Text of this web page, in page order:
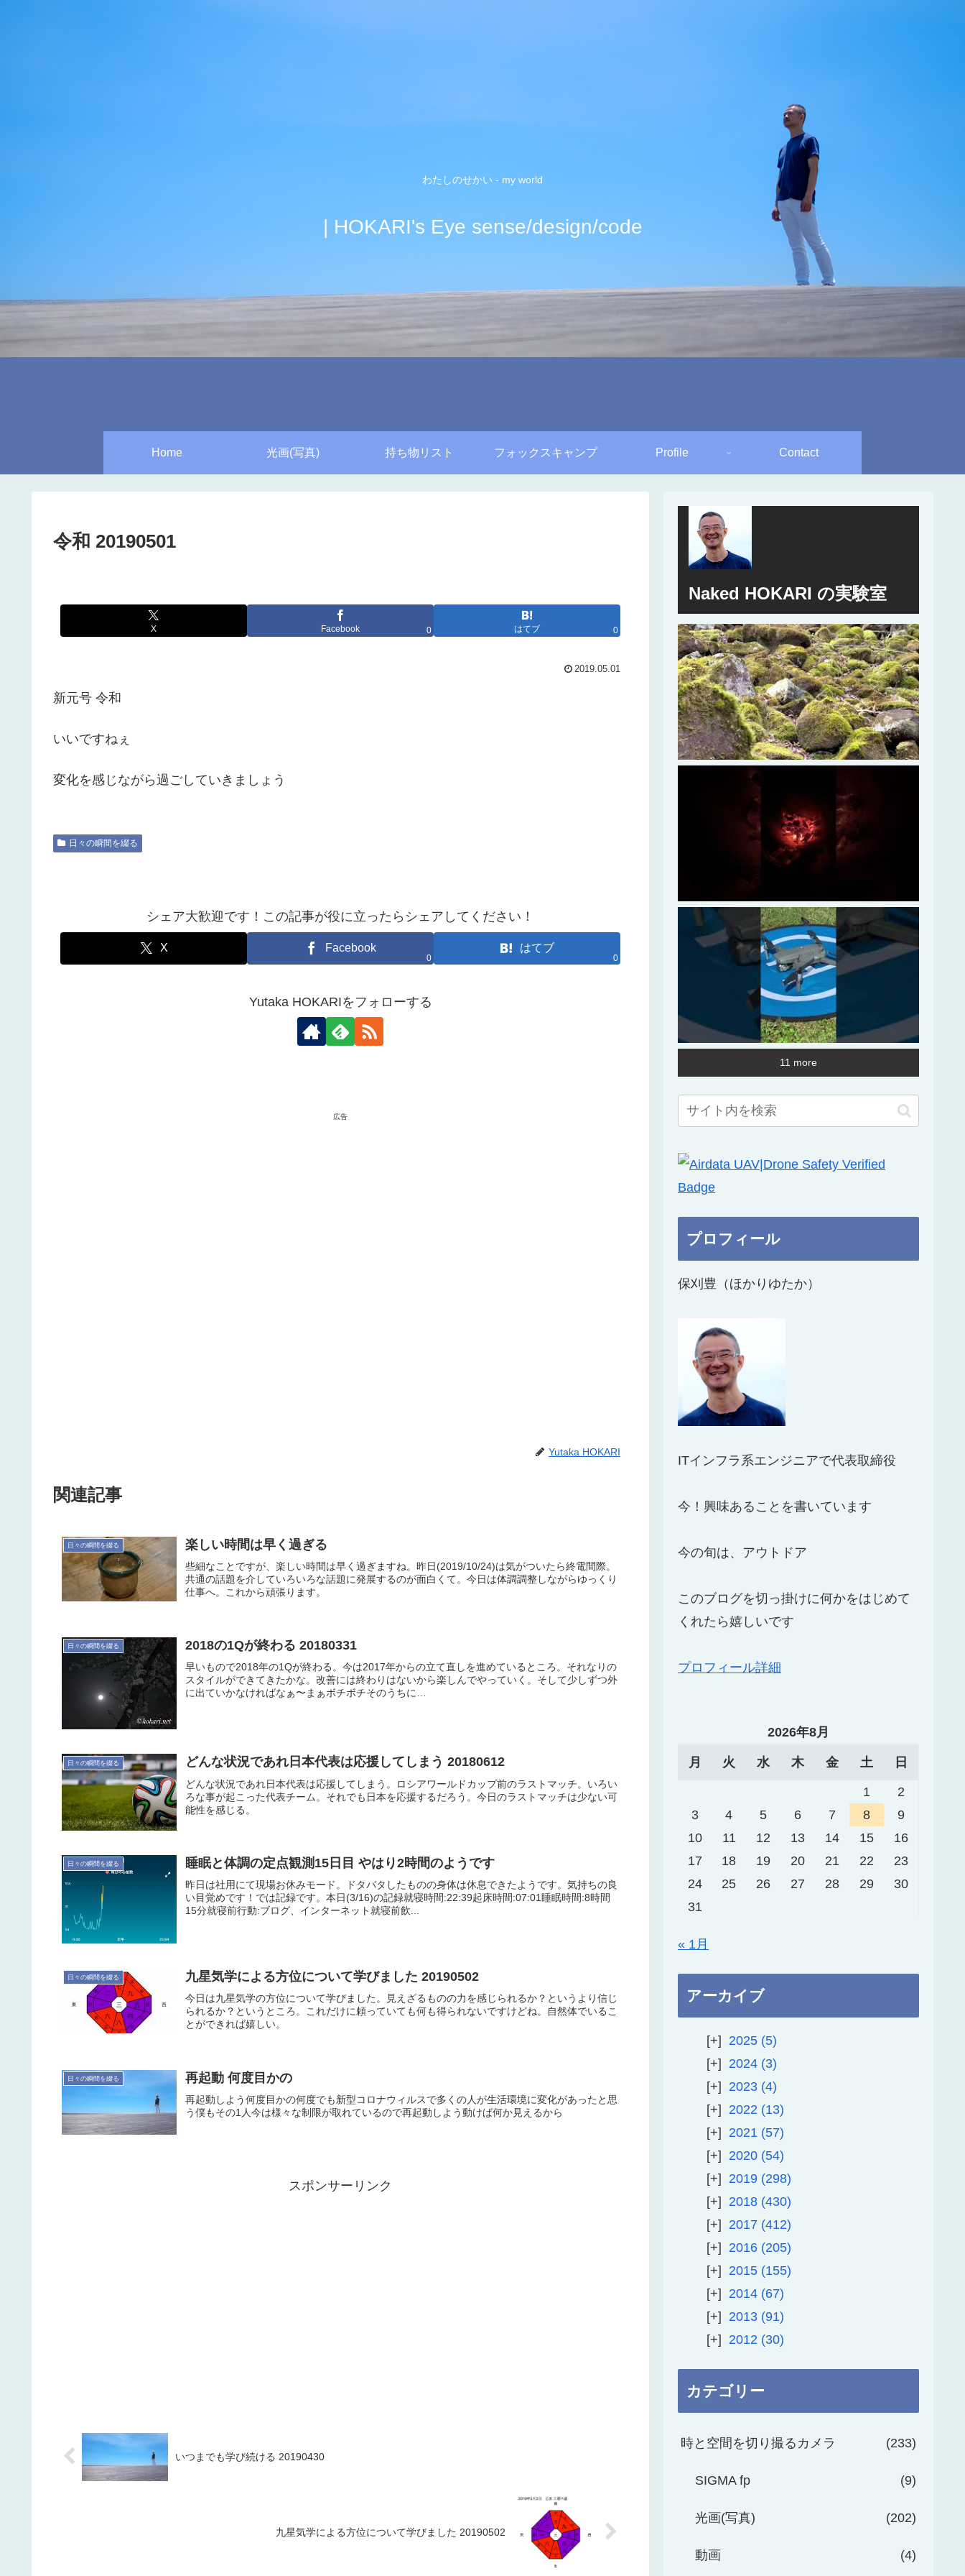
わたしのせかい - my world
| HOKARI's Eye sense/design/code
Home 光画(写真) 持ち物リスト フォックスキャンプ Profile Contact
令和 20190501
X Facebook 0 はてブ 0
2019.05.01
新元号 令和
いいですねぇ
変化を感じながら過ごしていきましょう
日々の瞬間を綴る
シェア大歓迎です！この記事が役に立ったらシェアしてください！
X Facebook
0
はてブ
0
Yutaka HOKARIをフォローする
広告
Yutaka HOKARI
関連記事
日々の瞬間を綴る 楽しい時間は早く過ぎる
些細なことですが、楽しい時間は早く過ぎますね。昨日(2019/10/24)は気がついたら終電間際。
共通の話題を介していろいろな話題に発展するのが面白くて。今日は体調調整しながらゆっくり
仕事へ。これから頑張ります。
日々の瞬間を綴る 2018の1Qが終わる 20180331
早いもので2018年の1Qが終わる。今は2017年からの立て直しを進めているところ。それなりの
スタイルができてきたかな。改善には終わりはないから楽しんでやっていく。そして少しずつ外
に出ていかなければなぁ〜まぁボチボチそのうちに…
日々の瞬間を綴る どんな状況であれ日本代表は応援してしまう 20180612
どんな状況であれ日本代表は応援してしまう。ロシアワールドカップ前のラストマッチ。いろい
ろな事が起こった代表チーム。それでも日本を応援するだろう。今日のラストマッチは少ない可
能性を感じる。
日々の瞬間を綴る 睡眠と体調の定点観測15日目 やはり2時間のようです
昨日は社用にて現場お休みモード。ドタバタしたものの身体は休息できたようです。気持ちの良
い目覚めです！では記録です。本日(3/16)の記録就寝時間:22:39起床時間:07:01睡眠時間:8時間
15分就寝前行動:ブログ、インターネット就寝前飲...
日々の瞬間を綴る 九星気学による方位について学びました 20190502
今日は九星気学の方位について学びました。見えざるものの力を感じられるか？というより信じ
られるか？というところ。これだけに頼っていても何も得られないですけどね。自然体でいるこ
とができれば嬉しい。
日々の瞬間を綴る 再起動 何度目かの
再起動しよう何度目かの何度でも新型コロナウィルスで多くの人が生活環境に変化があったと思
う僕もその1人今は様々な制限が取れているので再起動しよう動けば何か見えるから
スポンサーリンク
いつまでも学び続ける 20190430
九星気学による方位について学びました 20190502
Naked HOKARI の実験室
11 more
プロフィール
保刈豊（ほかりゆたか）
ITインフラ系エンジニアで代表取締役
今！興味あることを書いています
今の旬は、アウトドア
このブログを切っ掛けに何かをはじめて
くれたら嬉しいです
プロフィール詳細
2026年8月
月 火 水 木 金 土 日
1
2
3
4 5 6 7 8
9
10
11 12 13 14 15
16
17
18 19 20 21 22
23
24
25 26 27 28 29
30
31
« 1月
アーカイブ
2025 5
2024 3
2023 4
2022
13
2021
57
2020 54
2019 298
2018 430
2017 412
2016 205
2015 155
2014 67
2013 91
2012
30
カテゴリー
時と空間を切り撮るカメラ 233
SIGMA fp 9
光画(写真) 202
動画 4